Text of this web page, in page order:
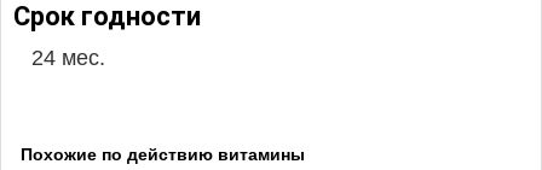
Срок годности
24 мес.
Похожие по действию витамины